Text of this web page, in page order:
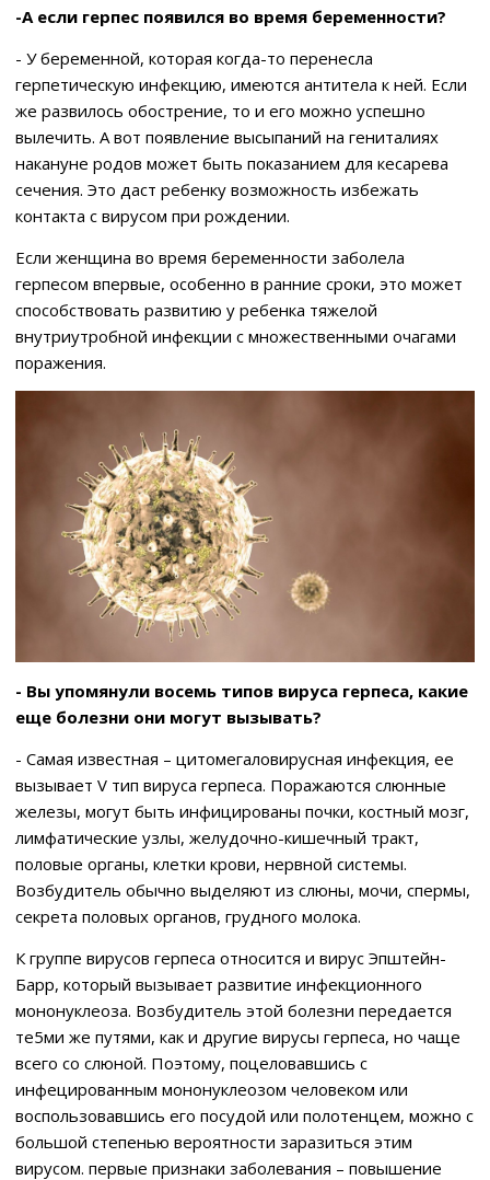
-А если герпес появился во время беременности?
- У беременной, которая когда-то перенесла
герпетическую инфекцию, имеются антитела к ней. Если
же развилось обострение, то и его можно успешно
вылечить. А вот появление высыпаний на гениталиях
накануне родов может быть показанием для кесарева
сечения. Это даст ребенку возможность избежать
контакта с вирусом при рождении.
Если женщина во время беременности заболела
герпесом впервые, особенно в ранние сроки, это может
способствовать развитию у ребенка тяжелой
внутриутробной инфекции с множественными очагами
поражения.
- Вы упомянули восемь типов вируса герпеса, какие
еще болезни они могут вызывать?
- Самая известная – цитомегаловирусная инфекция, ее
вызывает V тип вируса герпеса. Поражаются слюнные
железы, могут быть инфицированы почки, костный мозг,
лимфатические узлы, желудочно-кишечный тракт,
половые органы, клетки крови, нервной системы.
Возбудитель обычно выделяют из слюны, мочи, спермы,
секрета половых органов, грудного молока.
К группе вирусов герпеса относится и вирус Эпштейн-
Барр, который вызывает развитие инфекционного
мононуклеоза. Возбудитель этой болезни передается
те5ми же путями, как и другие вирусы герпеса, но чаще
всего со слюной. Поэтому, поцеловавшись с
инфецированным мононуклеозом человеком или
воспользовавшись его посудой или полотенцем, можно с
большой степенью вероятности заразиться этим
вирусом. первые признаки заболевания – повышение